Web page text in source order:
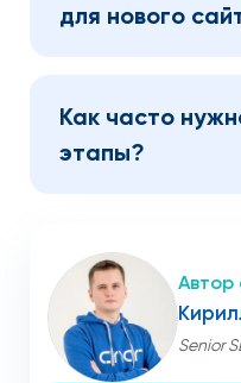
для нового
Как часто
этапы?
Senior